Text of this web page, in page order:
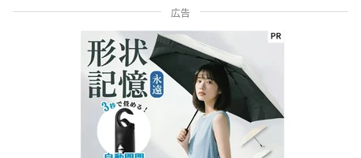
広告